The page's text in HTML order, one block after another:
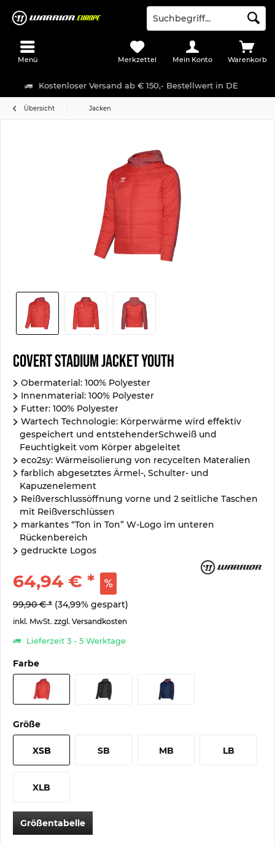
Kostenloser Versand ab € 150,- Bestellwert in DE
Menü Warenkorb
Merkzettel Mein Konto
Übersicht Jacken
Covert Stadium Jacket Youth
Obermaterial: 100% Polyester
Innenmaterial: 100% Polyester
Futter: 100% Polyester
Wartech Technologie: Körperwärme wird effektiv
gespeichert und entstehenderSchweiß und
Feuchtigkeit vom Körper abgeleitet
eco2sy: Wärmeisolierung von recycelten Materalien
farblich abgesetztes Ärmel-, Schulter- und
Kapuzenelement
Reißverschlussöffnung vorne und 2 seitliche Taschen
mit Reißverschlüssen
markantes “Ton in Ton” W-Logo im unteren
Rückenbereich
gedruckte Logos
64,94 € *
99,90 € * (34,99% gespart)
inkl. MwSt. zzgl. Versandkosten
Lieferzeit 3 - 5 Werktage
Farbe
Größe
XSB SB MB LB
XLB
Größentabelle